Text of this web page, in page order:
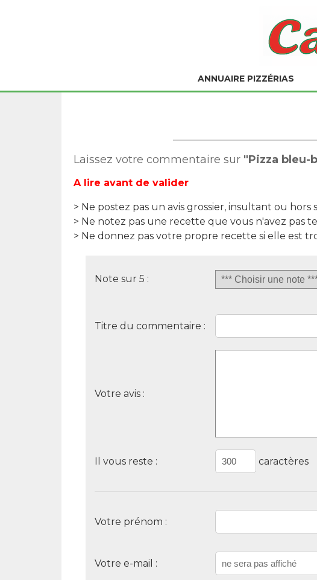
ANNUAIRE PIZZÉRIAS
Laissez votre commentaire sur "Pizza bleu-
A lire avant de valider
> Ne postez pas un avis grossier, insultant ou hors
> Ne notez pas une recette que vous n'avez pas
> Ne donnez pas votre propre recette si elle est
Note sur 5 :
Titre du commentaire :
Votre avis :
Il vous reste : caractères
Votre prénom :
Votre e-mail :